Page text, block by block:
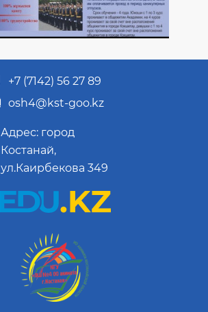
+7 (7142) 56 27 89
osh4@kst-goo.kz
Адрес: город
Костанай,
ул.Каирбекова 349